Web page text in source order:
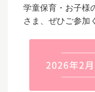
学童保育・お子様
さま、ぜひご参加